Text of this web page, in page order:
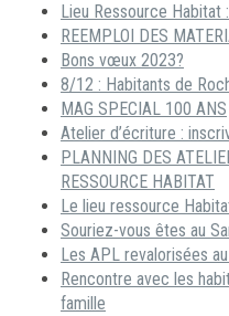
Lieu Ressource
REEMPLOI DES
Bons vœux 2023?
8/12 : Habitants de
MAG SPECIAL 100 ANS
Atelier d’écriture :
PLANNING DES
RESSOURCE HABITAT
Le lieu ressource
Souriez-vous êtes au
Les APL revalorisées
Rencontre avec les
famille